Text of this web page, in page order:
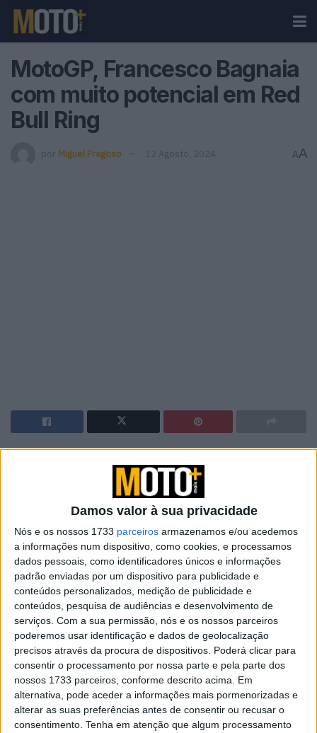
Damos valor à sua privacidade
Nós e os nossos 1733 parceiros armazenamos e/ou acedemos
a informações num dispositivo, como cookies, e processamos
dados pessoais, como identificadores únicos e informações
padrão enviadas por um dispositivo para publicidade e
conteúdos personalizados, medição de publicidade e
conteúdos, pesquisa de audiências e desenvolvimento de
serviços. Com a sua permissão, nós e os nossos parceiros
poderemos usar identificação e dados de geolocalização
precisos através da procura de dispositivos. Poderá clicar para
consentir o processamento por nossa parte e pela parte dos
nossos 1733 parceiros, conforme descrito acima. Em
alternativa, pode aceder a informações mais pormenorizadas e
alterar as suas preferências antes de consentir ou recusar o
consentimento. Tenha em atenção que algum processamento
MotoGP, Francesco Bagnaia
com muito potencial em Red
Bull Ring
por Miguel Fragoso 12 Agosto, 2024 AA
registo impressionante no circuito Red Bull Ring, na
Áustria, no campeonato de MotoGP. Este circuito, é
conhecido pelas suas rectas longas e curvas desafiantes,
parece ser um circuito favorável ao estilo de pilotagem
de Bagnaia e ao desempenho da sua Ducati. Nas últimas
corridas no Red Bull Ring, Bagnaia tem mostrado
consistência e habilidade, conseguindo liderar várias
voltas e destacar-se como um dos favoritos na grelha.
Em particular, na temporada de 2022, Bagnaia teve um
desempenho notável ao vencer o Grande Prémio da
Áustria após uma intensa disputa com outros pilotos de
topo. Esta vitória solidificou a sua reputação no circuito,
destacando a sua capacidade de gerir a pressão e
executar estratégias eficazes numa pista que favorece a